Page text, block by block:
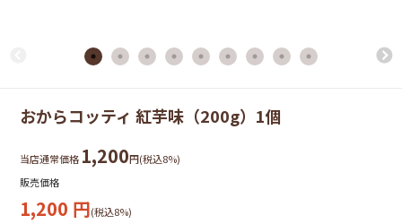
おからコッティ 紅芋味（200g）1個
当店通常価格 1,200円(税込8%)
販売価格
1,200 円(税込8%)